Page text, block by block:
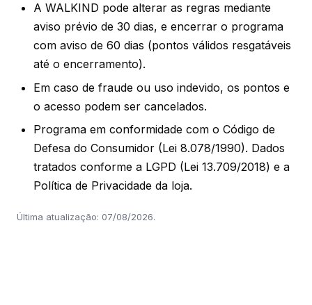
A WALKIND pode alterar as regras mediante
aviso prévio de 30 dias, e encerrar o programa
com aviso de 60 dias (pontos válidos resgatáveis
até o encerramento).
Em caso de fraude ou uso indevido, os pontos e
o acesso podem ser cancelados.
Programa em conformidade com o Código de
Defesa do Consumidor (Lei 8.078/1990). Dados
tratados conforme a LGPD (Lei 13.709/2018) e a
Política de Privacidade da loja.
Última atualização: 07/08/2026.